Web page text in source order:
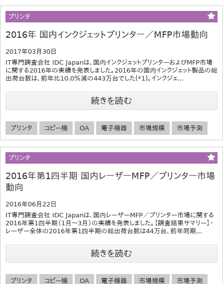
プリンタ
2016年 国内インクジェットプリンター／MFP市場動向
2017年03月30日
IT専門調査会社 IDC Japanは、国内インクジェットプリンターおよびMFP市場
に関する2016年の実績を発表しました。2016年の国内インクジェット製品の総
出荷台数は、前年比10.0％減の443万台でした(*1)。インクジェ...
続きを読む
プリンタ コピー機 OA 電子機器 市場規模 市場予測
プリンタ
2016年第1四半期 国内レーザーMFP／プリンター市場
動向
2016年06月22日
IT専門調査会社 IDC Japanは、国内レーザーMFP／プリンター市場に関する
2016年第1四半期（1月～3月）の実績を発表しました。【調査結果サマリー】・
レーザー全体の2016年第1四半期の総出荷台数は44万台、前年同期...
続きを読む
プリンタ コピー機 OA 電子機器 市場規模 市場予測